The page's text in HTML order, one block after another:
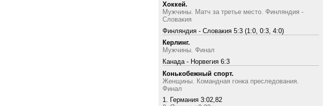
Хоккей.
Мужчины. Матч за третье место. Финляндия -
Словакия
Финляндия - Словакия 5:3 (1:0, 0:3, 4:0)
Керлинг.
Мужчины. Финал
Канада - Норвегия 6:3
Конькобежный спорт.
Женщины. Командная гонка преследования.
Финал
1. Германия 3:02,82